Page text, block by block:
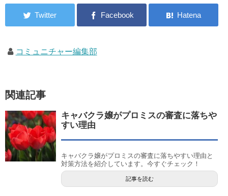
コミュニチャー編集部
関連記事
キャバクラ嬢がプロミスの審査に落ちや
すい理由
キャバクラ嬢がプロミスの審査に落ちやすい理由と
対策方法を紹介しています。今すぐチェック！
記事を読む